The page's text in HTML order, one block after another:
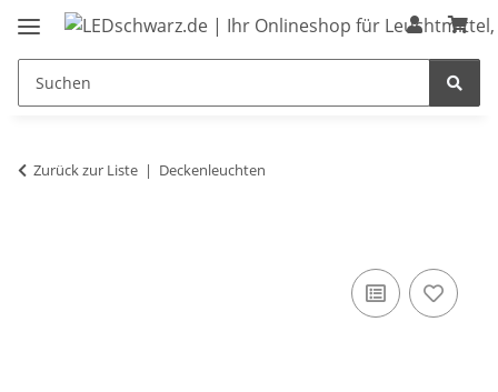
Zurück zur Liste Deckenleuchten